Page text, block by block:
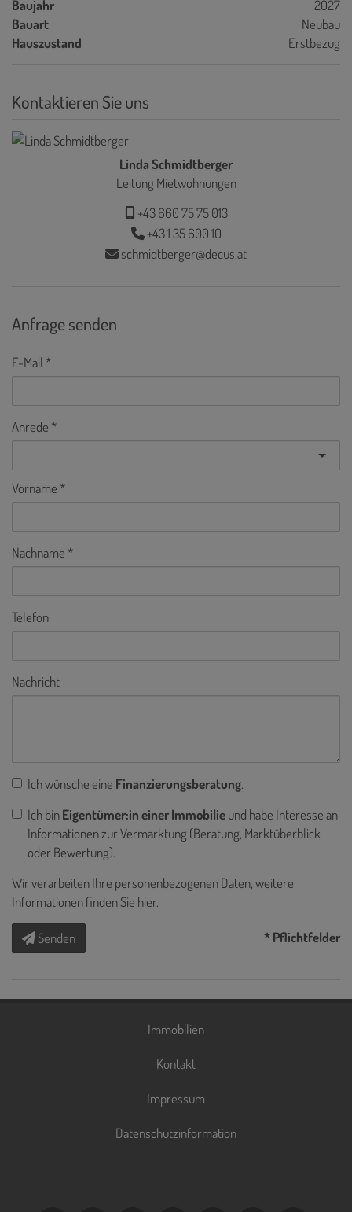
Baujahr
2027
Bauart
Neubau
Hauszustand
Erstbezug
Kontaktieren Sie uns
Linda Schmidtberger
Leitung Mietwohnungen
+43 660 75 75 013
+43 1 35 600 10
schmidtberger@decus.at
Anfrage senden
E-Mail
Anrede
Vorname
Nachname
Telefon
Nachricht
Ich wünsche eine Finanzierungsberatung.
Ich binEigentümer:in einer Immobilieund habe Interesse an
Informationen zur Vermarktung (Beratung, Marktüberblick
oder Bewertung).
Wir verarbeiten Ihre personenbezogenen Daten, weitere
Informationen finden Sie hier.
Senden * Pflichtfelder
Immobilien
Kontakt
Impressum
Datenschutzinformation